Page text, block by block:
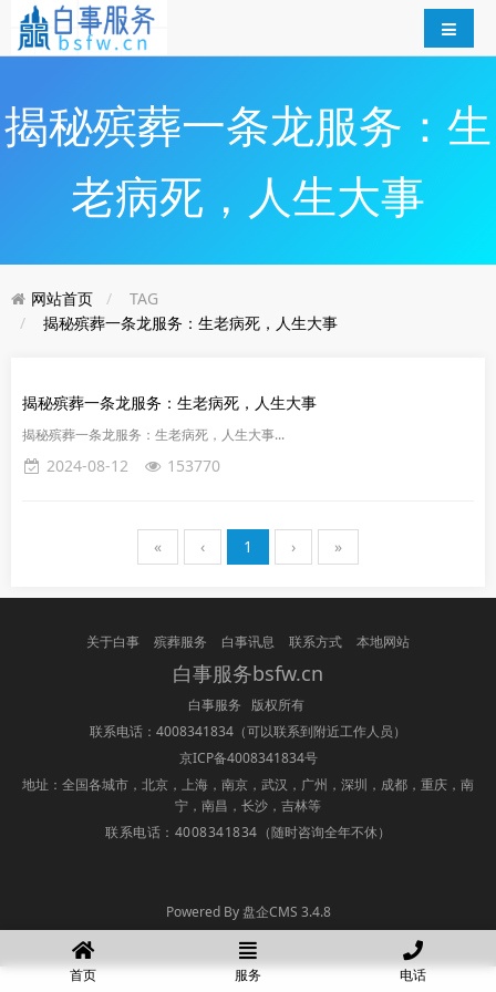
揭秘殡葬一条龙服务：生
老病死，人生大事
网站首页
TAG
揭秘殡葬一条龙服务：生老病死，人生大事
揭秘殡葬一条龙服务：生老病死，人生大事
揭秘殡葬一条龙服务：生老病死，人生大事...
2024-08-12 153770
« ‹ 1 › »
关于白事 殡葬服务 白事讯息 联系方式 本地网站
白事服务bsfw.cn
白事服务 版权所有
联系电话：4008341834 （可以联系到附近工作人员）
京ICP备4008341834号
地址：全国各城市，北京，上海，南京，武汉，广州，深圳，成都，重庆，南
宁，南昌，长沙，吉林等
联系电话：4008341834 （随时咨询全年不休）
Powered By 盘企CMS 3.4.8
盘企CMS
首页 服务 电话